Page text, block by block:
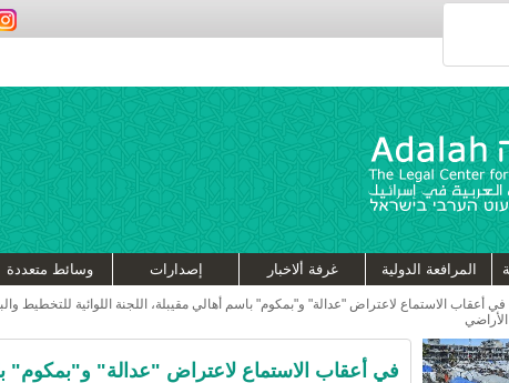
المرافعة الدولية غرفة ألاخبار إصدارات وسائط متعددة
في أعقاب الاستماع لاعتراض "عدالة" و"بمكوم" باسم أهالي مقيبلة، اللجنة اللوائية
في أعقاب الاستماع لاعتراض "عدالة" و"بمكوم"